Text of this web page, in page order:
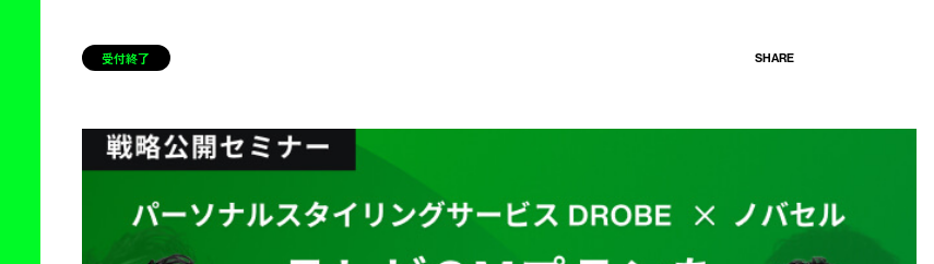
受付終了 SHARE